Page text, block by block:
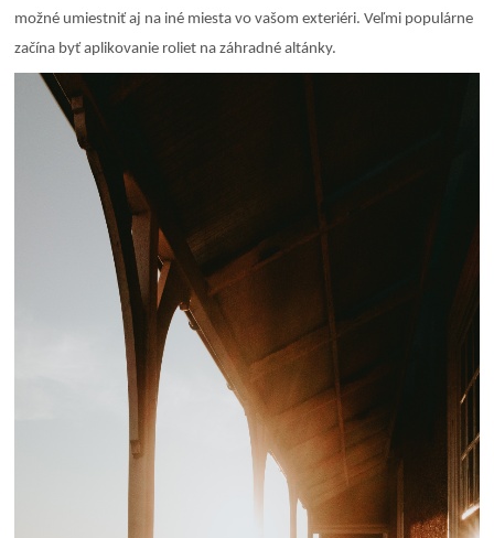
možné umiestniť aj na iné miesta vo vašom exteriéri. Veľmi populárne
začína byť aplikovanie roliet na záhradné altánky.